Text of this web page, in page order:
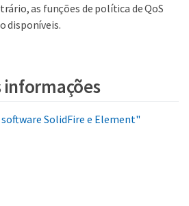
as funções de política de QoS
disponíveis.
informações
SolidFire e Element"